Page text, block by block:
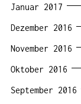
Januar 2017
Dezember 2016
November 2016
Oktober 2016
September 2016